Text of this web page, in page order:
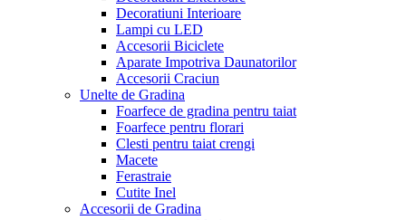
Decoratiuni Interioare
Lampi cu LED
Accesorii Biciclete
Aparate Impotriva Daunatorilor
Accesorii Craciun
Unelte de Gradina
Foarfece de gradina pentru taiat
Foarfece pentru florari
Clesti pentru taiat crengi
Macete
Ferastraie
Cutite Inel
Accesorii de Gradina